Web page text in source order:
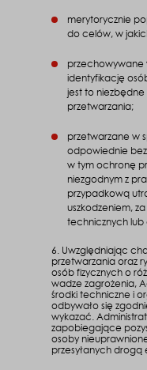
merytorycznie
do celów, w
przechowywane
identyfikację
jest to
przetwarzania;
przetwarzane w
odpowiednie
w tym ochronę
niezgodnym z
przypadkową
uszkodzeniem,
technicznych lub
6. Uwzględniając
przetwarzania oraz
osób fizycznych o
wadze zagrożenia,
środki techniczne i
odbywało się
wykazać.
zapobiegające
osoby
przesyłanych drogą